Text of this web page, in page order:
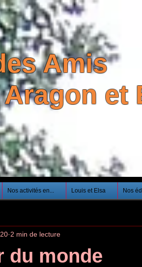
Amis
et
Nos activités en... Louis et Elsa Nos
du monde
2 min de lecture